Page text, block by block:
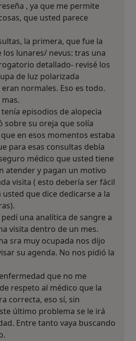
, ya que me permite
que usted parece
la primera, que fue la
los lunares/ nevus: tras una
detallado- revisé los
de luz polarizada
normales. Eso es todo.
episodios de alopecia
sobre su oreja que solía
en esos momentos estaba
para esas consultas debía
médico que usted tiene
atender y pagan un motivo
visita ( esto debería ser fácil
que dice dedicarse a la
una analítica de sangre a
visita dentro de un mes.
sra muy ocupada nos dijo
su agenda. No nos pidió la
que no me
respeto al médico que la
correcta, eso sí, sin
último problema se le irá
Entre tanto vaya buscando
has usado una app
IA para hablar
emocional o